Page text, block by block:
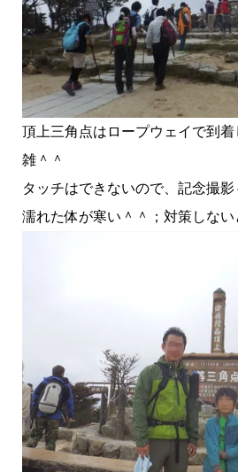
頂上三角点はロープウェイで到
雑＾＾
タッチはできないので、記念撮
濡れた体が寒い＾＾；対策しない